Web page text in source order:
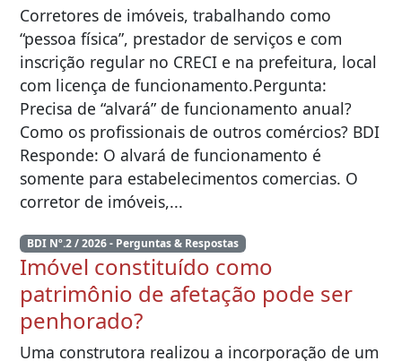
Corretores de imóveis, trabalhando como
“pessoa física”, prestador de serviços e com
inscrição regular no CRECI e na prefeitura, local
com licença de funcionamento.Pergunta:
Precisa de “alvará” de funcionamento anual?
Como os profissionais de outros comércios? BDI
Responde: O alvará de funcionamento é
somente para estabelecimentos comercias. O
corretor de imóveis,...
BDI Nº.2 / 2026 - Perguntas & Respostas
Imóvel constituído como
patrimônio de afetação pode ser
penhorado?
Uma construtora realizou a incorporação de um